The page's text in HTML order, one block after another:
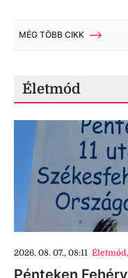
MÉG TÖBB CIKK
Életmód
2026. 08. 07., 08:11 Életmód,
Pénteken